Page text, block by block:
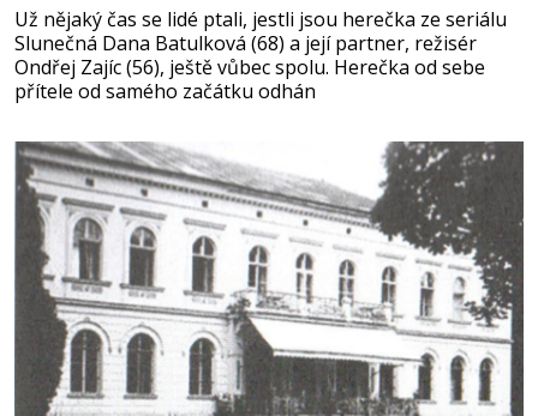
Už nějaký čas se lidé ptali, jestli jsou herečka ze seriálu
Slunečná Dana Batulková (68) a její partner, režisér
Ondřej Zajíc (56), ještě vůbec spolu. Herečka od sebe
přítele od samého začátku odhán